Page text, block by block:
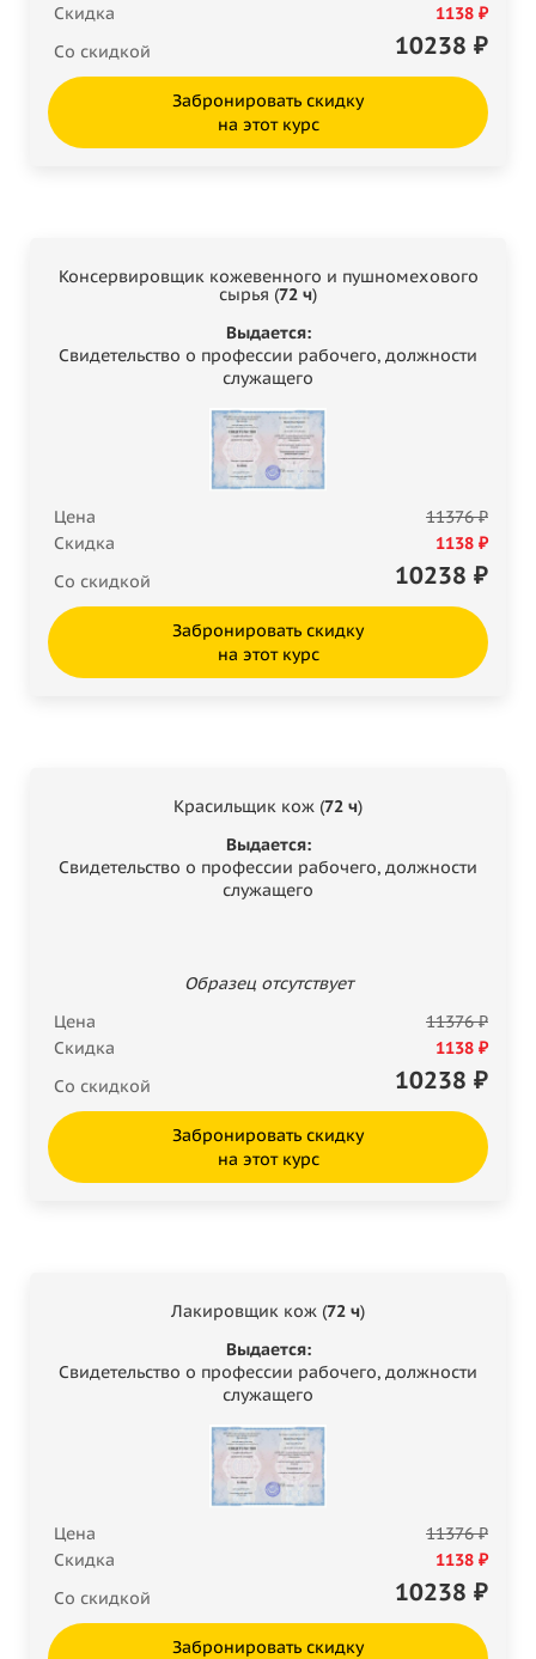
Скидка
1138 ₽
Со скидкой
10238 ₽
Забронировать скидку
на этот курс
Консервировщик кожевенного и пушномехового
сырья (72 ч)
Выдается:
Свидетельство о профессии рабочего, должности
служащего
Цена
11376 ₽
Скидка
1138 ₽
Со скидкой
10238 ₽
Забронировать скидку
на этот курс
Красильщик кож (72 ч)
Выдается:
Свидетельство о профессии рабочего, должности
служащего
Образец отсутствует
Цена
11376 ₽
Скидка
1138 ₽
Со скидкой
10238 ₽
Забронировать скидку
на этот курс
Лакировщик кож (72 ч)
Выдается:
Свидетельство о профессии рабочего, должности
служащего
Цена
11376 ₽
Скидка
1138 ₽
Со скидкой
10238 ₽
Забронировать скидку